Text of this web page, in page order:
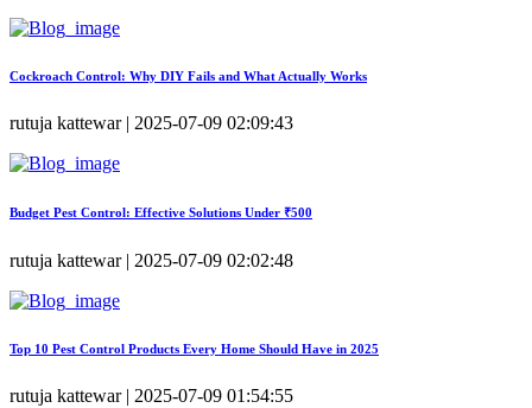
Cockroach Control: Why DIY Fails and What Actually Works
rutuja kattewar | 2025-07-09 02:09:43
Budget Pest Control: Effective Solutions Under ₹500
rutuja kattewar | 2025-07-09 02:02:48
Top 10 Pest Control Products Every Home Should Have in 2025
rutuja kattewar | 2025-07-09 01:54:55